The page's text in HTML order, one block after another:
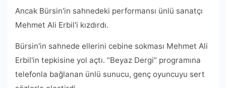
Ancak Bürsin'in sahnedeki performansı ünlü sanatçı
Mehmet Ali Erbil'i kızdırdı.
Bürsin'in sahnede ellerini cebine sokması Mehmet Ali
Erbil'in tepkisine yol açtı. “Beyaz Dergi” programına
telefonla bağlanan ünlü sunucu, genç oyuncuyu sert